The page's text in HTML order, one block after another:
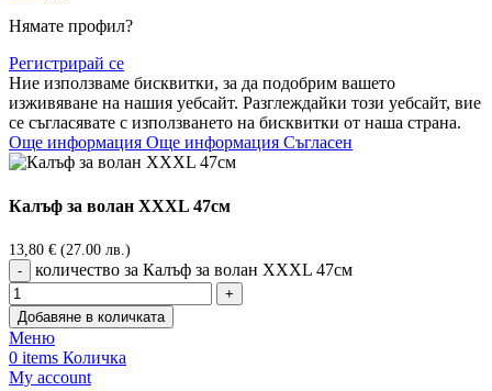
Нямате профил?
Регистрирай се
Ние използваме бисквитки, за да подобрим вашето
изживяване на нашия уебсайт. Разглеждайки този уебсайт, вие
се съгласявате с използването на бисквитки от наша страна.
Още информация Още информация Съгласен
Калъф за волан XXXL 47см
13,80 € (27.00 лв.)
количество за Калъф за волан XXXL 47см
Добавяне в количката
Меню
0 items Количка
My account